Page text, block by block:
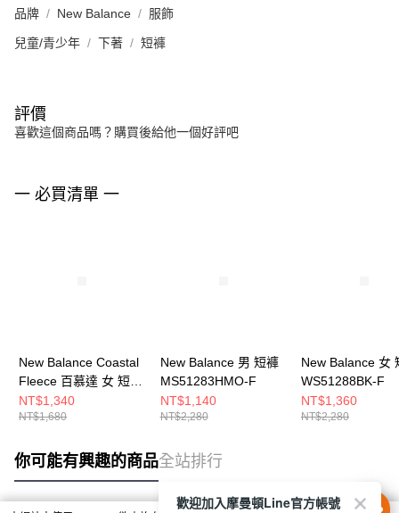
品牌 New Balance 服飾
兒童/青少年 下著 短褲
評價
喜歡這個商品嗎？購買後給他一個好評吧
一 必買清單 一
New Balance Coastal
Fleece 百慕達 女 短褲
WB61H5V6SST-F
NT$1,340
NT$1,680
New Balance 男 短褲
MS51283HMO-F
NT$1,140
NT$2,280
New Balance 女
WS51288BK-F
NT$1,360
NT$2,280
你可能有興趣的商品全站排行
歡迎加入摩曼頓Line官方帳號